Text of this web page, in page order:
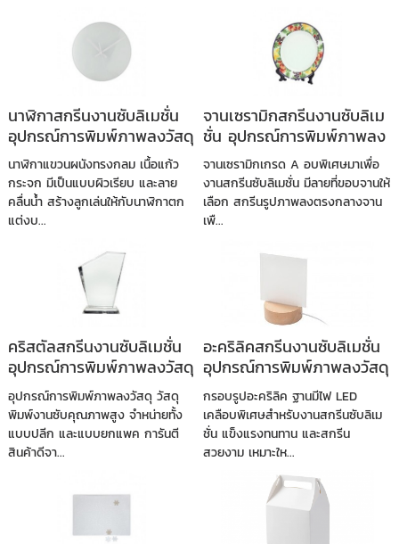
นาฬิกาสกรีนงานซับลิเมชั่น
อุปกรณ์การพิมพ์ภาพลงวัสดุ
นาฬิกาแขวนผนังทรงกลม เนื้อแก้ว
กระจก มีเป็นแบบผิวเรียบ และลาย
คลื่นน้ำ สร้างลูกเล่นให้กับนาฬิกาตก
แต่งบ...
จานเซรามิกสกรีนงานซับลิเม
ชั่น อุปกรณ์การพิมพ์ภาพลง
วัสดุ
จานเซรามิกเกรด A อบพิเศษมาเพื่อ
งานสกรีนซับลิเมชั่น มีลายที่ขอบจานให้
เลือก สกรีนรูปภาพลงตรงกลางจาน
เพื...
คริสตัลสกรีนงานซับลิเมชั่น
อุปกรณ์การพิมพ์ภาพลงวัสดุ
อุปกรณ์การพิมพ์ภาพลงวัสดุ วัสดุ
พิมพ์งานซับคุณภาพสูง จำหน่ายทั้ง
แบบปลีก และแบบยกแพค การันตี
สินค้าดีจา...
อะคริลิคสกรีนงานซับลิเมชั่น
อุปกรณ์การพิมพ์ภาพลงวัสดุ
กรอบรูปอะคริลิค ฐานมีไฟ LED
เคลือบพิเศษสำหรับงานสกรีนซับลิเม
ชั่น แข็งแรงทนทาน และสกรีน
สวยงาม เหมาะให...